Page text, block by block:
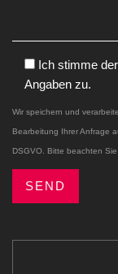
Ich stimme
Angaben zu.
Wir speichern und
Bearbeitung Ihrer Anfrage
DSGVO. Bitte beachten